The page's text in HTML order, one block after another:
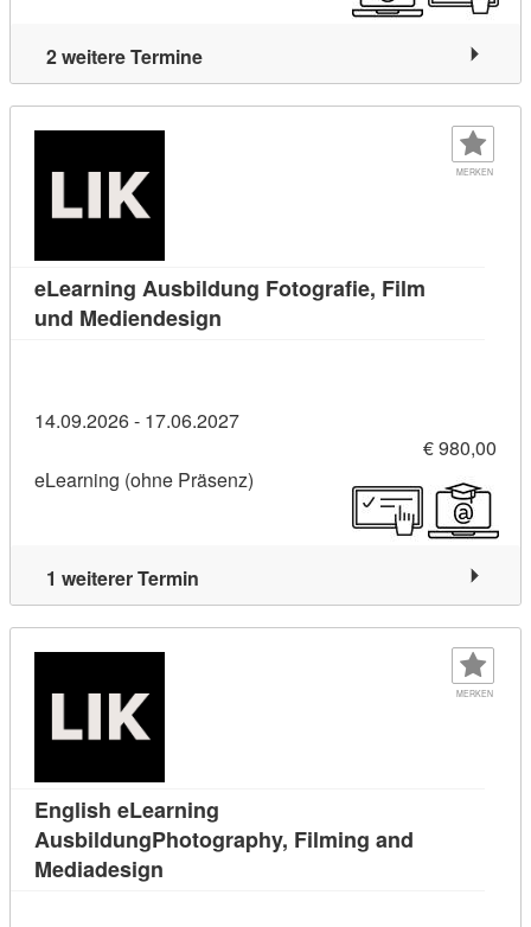
2 weitere Termine
MERKEN
eLearning Ausbildung Fotografie, Film
und Mediendesign
14.09.2026 - 17.06.2027
€ 980,00
eLearning (ohne Präsenz)
1 weiterer Termin
MERKEN
English eLearning
AusbildungPhotography, Filming and
Mediadesign